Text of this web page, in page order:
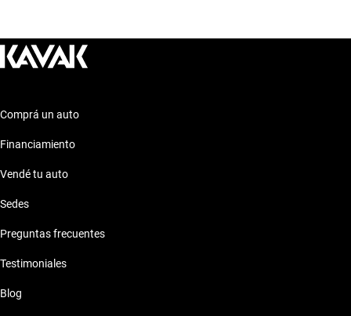
Comprá un auto
Financiamiento
Vendé tu auto
Sedes
Preguntas frecuentes
Testimoniales
Blog